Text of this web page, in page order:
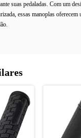
suas pedaladas. Com um
essas manoplas